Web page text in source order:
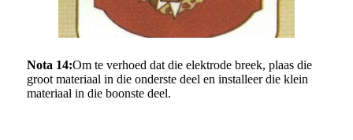
Nota 14:Om te verhoed dat die elektrode breek, plaas die
groot materiaal in die onderste deel en installeer die klein
materiaal in die boonste deel.